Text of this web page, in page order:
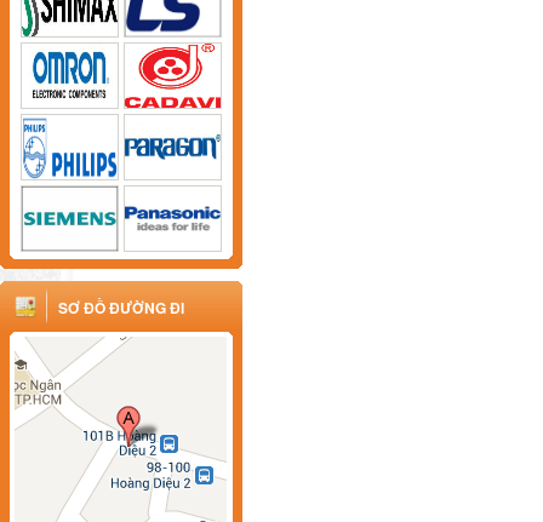
SƠ ĐỒ ĐƯỜNG ĐI